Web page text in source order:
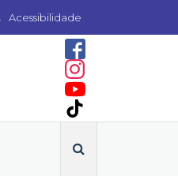
Acessibilidade